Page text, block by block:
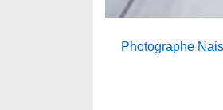
Photographe